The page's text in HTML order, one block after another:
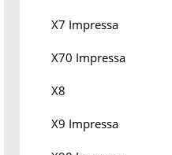
X7 Impressa
X70 Impressa
X8
X9 Impressa